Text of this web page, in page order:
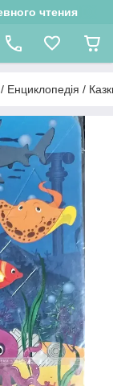
чтения
Енциклопедія /